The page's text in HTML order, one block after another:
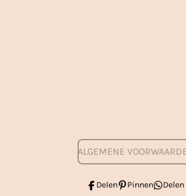
ALGEMENE
Delen Pinnen Delen